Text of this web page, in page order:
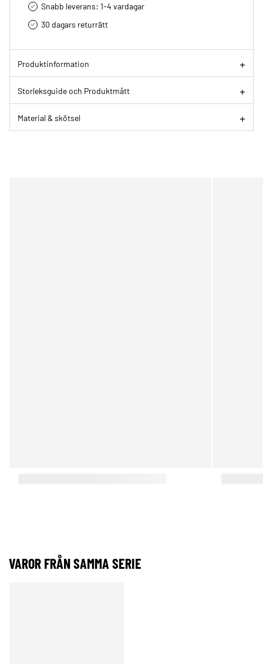
Snabb leverans: 1-4 vardagar
30 dagars returrätt­
Produktinformation
Storleksguide och Produktmått
Material & skötsel
VAROR FRÅN SAMMA SERIE